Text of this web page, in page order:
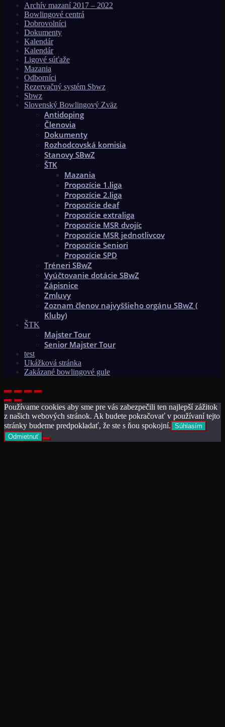
Archív mazaní 2017 – 2022
Bowlingové centrá
Dobrovolníci
Dokumenty
Kalendár
Kalendár
Ligové súťaže
Mazania
Odborníci
Rezervačný systém Sbwz
Sbwz
Slovenský Bowlingový Zväz
Antidoping
Členovia
Dokumenty
Rozhodcovská komisia
Stanovy SBwZ
ŠTK
Mazania
Propozície 1.liga
Propozície 2.liga
Propozície deaf
Propozície extraliga
Propozície MSR dvojíc
Propozície MSR jednotlivcov
Propozície Seniori
Propozície SPD
Tréneri SBwZ
Vyúčtovanie dotácie SBwZ
Zápisnice
Zmluvy
Zoznam členov najvyššieho orgánu SBwZ (
Kluby)
ŠTK
Majster Tour
Senior Majster Tour
test
Ukážková stránka
Zakázané bowlingové gule
Používame cookies aby sme pre vás zabezpečili ten najlepší zážitok
z našich webových stránok. Ak budete pokračovať v používaní tejto
stránky budeme predpokladať, že ste s ňou spokojní. Súhlasím
Odmietnuť